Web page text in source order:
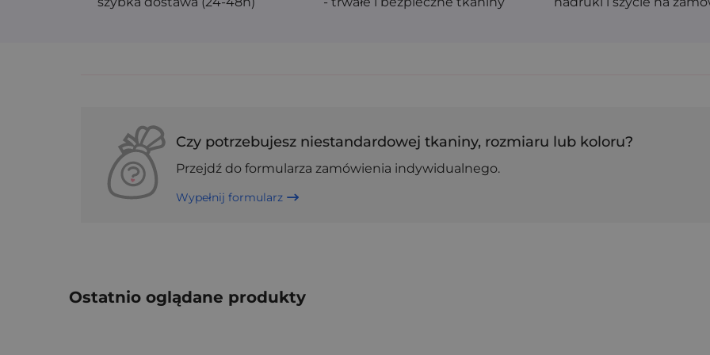
Czy potrzebujesz niestandardowej tkaniny, rozmiaru lub koloru?
Przejdź do formularza zamówienia indywidualnego.
Wypełnij formularz
Ostatnio oglądane produkty